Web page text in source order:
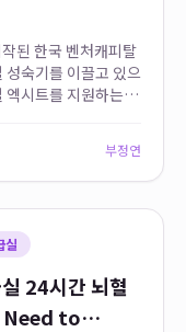
된 한국 벤처캐피탈
성숙기를 이끌고 있으
시트를 지원하는 핵
부정연
실
24시간 뇌혈
Need to